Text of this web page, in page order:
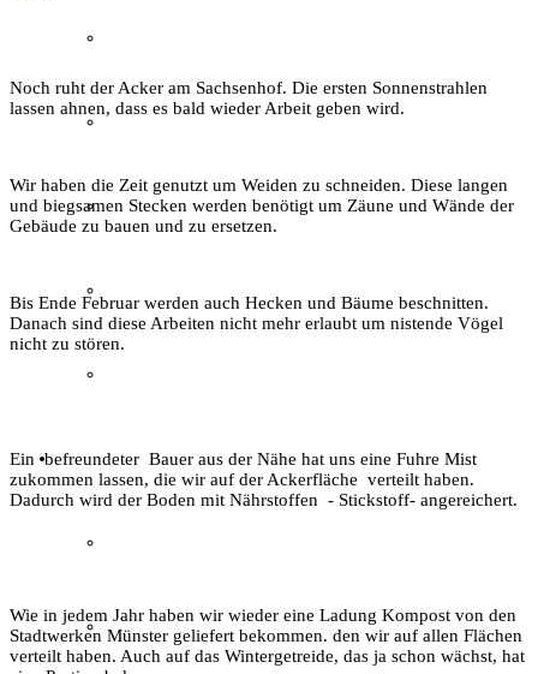
Repair Café
Gästeführungen
Der Verein
Über den Verein
Noch ruht der Acker am Sachsenhof. Die ersten Sonnenstrahlen
lassen ahnen, dass es bald wieder Arbeit geben wird.
Wir haben die Zeit genutzt um Weiden zu schneiden. Diese langen
und biegsamen Stecken werden benötigt um Zäune und Wände der
Gebäude zu bauen und zu ersetzen.
Bis Ende Februar werden auch Hecken und Bäume beschnitten.
Danach sind diese Arbeiten nicht mehr erlaubt um nistende Vögel
nicht zu stören.
Ein befreundeter Bauer aus der Nähe hat uns eine Fuhre Mist
zukommen lassen, die wir auf der Ackerfläche verteilt haben.
Dadurch wird der Boden mit Nährstoffen - Stickstoff- angereichert.
Wie in jedem Jahr haben wir wieder eine Ladung Kompost von den
Stadtwerken Münster geliefert bekommen. den wir auf allen Flächen
verteilt haben. Auch auf das Wintergetreide, das ja schon wächst, hat